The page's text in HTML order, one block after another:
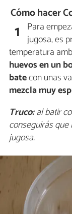
Cómo hacer
1 Para
jugosa, es
temperatura
huevos en un
batecon unas
mezcla muy
Truco:al batir
conseguirás
jugosa.